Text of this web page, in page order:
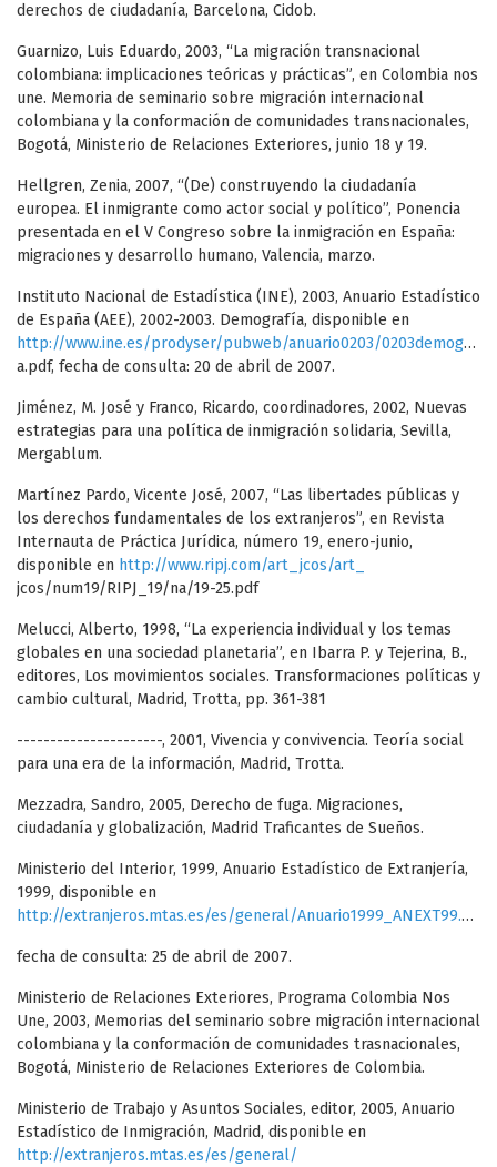
derechos de ciudadanía, Barcelona, Cidob.
Guarnizo, Luis Eduardo, 2003, “La migración transnacional
colombiana: implicaciones teóricas y prácticas”, en Colombia nos
une. Memoria de seminario sobre migración internacional
colombiana y la conformación de comunidades transnacionales,
Bogotá, Ministerio de Relaciones Exteriores, junio 18 y 19.
Hellgren, Zenia, 2007, “(De) construyendo la ciudadanía
europea. El inmigrante como actor social y político”, Ponencia
presentada en el V Congreso sobre la inmigración en España:
migraciones y desarrollo humano, Valencia, marzo.
Instituto Nacional de Estadística (INE), 2003, Anuario Estadístico
de España (AEE), 2002-2003. Demografía, disponible en
http://www.ine.es/prodyser/pubweb/anuario0203/0203demografi
a.pdf, fecha de consulta: 20 de abril de 2007.
Jiménez, M. José y Franco, Ricardo, coordinadores, 2002, Nuevas
estrategias para una política de inmigración solidaria, Sevilla,
Mergablum.
Martínez Pardo, Vicente José, 2007, “Las libertades públicas y
los derechos fundamentales de los extranjeros”, en Revista
Internauta de Práctica Jurídica, número 19, enero-junio,
disponible en http://www.ripj.com/art_jcos/art_
jcos/num19/RIPJ_19/na/19-25.pdf
Melucci, Alberto, 1998, “La experiencia individual y los temas
globales en una sociedad planetaria”, en Ibarra P. y Tejerina, B.,
editores, Los movimientos sociales. Transformaciones políticas y
cambio cultural, Madrid, Trotta, pp. 361-381
----------------------, 2001, Vivencia y convivencia. Teoría social
para una era de la información, Madrid, Trotta.
Mezzadra, Sandro, 2005, Derecho de fuga. Migraciones,
ciudadanía y globalización, Madrid Traficantes de Sueños.
Ministerio del Interior, 1999, Anuario Estadístico de Extranjería,
1999, disponible en
http://extranjeros.mtas.es/es/general/Anuario1999_ANEXT99.pdf
fecha de consulta: 25 de abril de 2007.
Ministerio de Relaciones Exteriores, Programa Colombia Nos
Une, 2003, Memorias del seminario sobre migración internacional
colombiana y la conformación de comunidades trasnacionales,
Bogotá, Ministerio de Relaciones Exteriores de Colombia.
Ministerio de Trabajo y Asuntos Sociales, editor, 2005, Anuario
Estadístico de Inmigración, Madrid, disponible en
http://extranjeros.mtas.es/es/general/